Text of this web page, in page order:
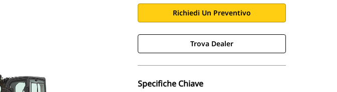
Richiedi Un Preventivo
Trova Dealer
Specifiche Chiave